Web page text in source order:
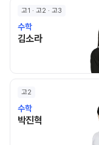
고1 · 고2 · 고3
수학
김소라김소라 선생님
고2
수학
박진혁 박진혁 선생님